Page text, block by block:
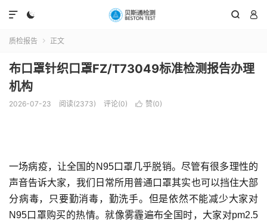
  

质检报告  正文
布口罩针织口罩FZ/T73049标准检测报告办理
机构
2026-07-23 阅读(2373) 评论(0)  赞(0)
一场病疫，让全国的N95口罩几乎脱销。尽管有很多理性的
声音告诉大家，我们日常所用普通口罩其实也可以挡住大部
分病毒，只要勤消毒，勤洗手。但是依然不能减少大家对
N95口罩购买的热情。就像雾霾遍布全国时，大家对pm2.5